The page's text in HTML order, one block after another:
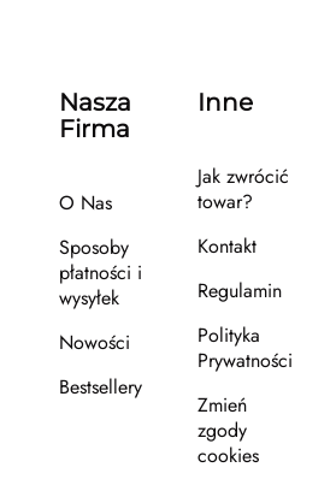
Nasza
Firma
O Nas
Sposoby
płatności i
wysyłek
Nowości
Bestsellery
Inne
Jak zwrócić
towar?
Kontakt
Regulamin
Polityka
Prywatności
Zmień
zgody
cookies